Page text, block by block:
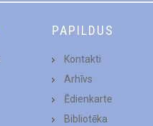
PAPILDUS
Kontakti
Arhīvs
Ēdienkarte
Bibliotēka